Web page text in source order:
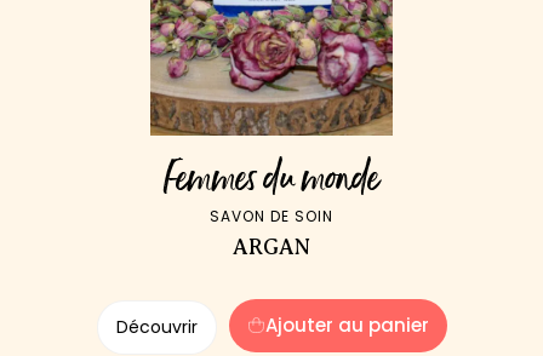
Femmes du monde
SAVON DE SOIN
ARGAN
Découvrir Ajouter au panier